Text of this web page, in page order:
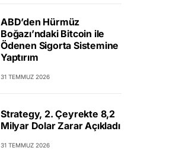
ABD’den Hürmüz
Boğazı’ndaki Bitcoin ile
Ödenen Sigorta Sistemine
Yaptırım
31 TEMMUZ 2026
Strategy, 2. Çeyrekte 8,2
Milyar Dolar Zarar Açıkladı
31 TEMMUZ 2026